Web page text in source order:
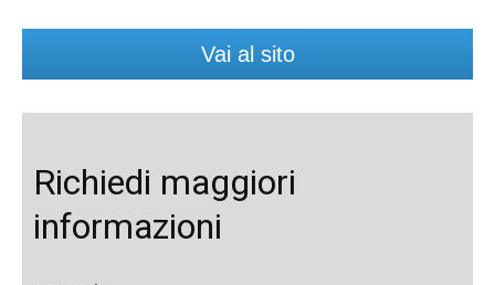
Vai al sito
Richiedi maggiori
informazioni